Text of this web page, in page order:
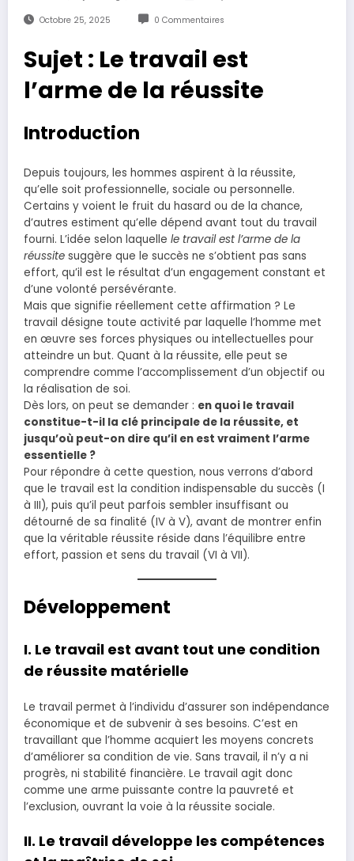
Octobre 25, 2025 0 Commentaires
Sujet : Le travail est
l’arme de la réussite
Introduction
Depuis toujours, les hommes aspirent à la réussite,
qu’elle soit professionnelle, sociale ou personnelle.
Certains y voient le fruit du hasard ou de la chance,
d’autres estiment qu’elle dépend avant tout du travail
fourni. L’idée selon laquelle le travail est l’arme de la
réussite suggère que le succès ne s’obtient pas sans
effort, qu’il est le résultat d’un engagement constant et
d’une volonté persévérante.
Mais que signifie réellement cette affirmation ? Le
travail désigne toute activité par laquelle l’homme met
en œuvre ses forces physiques ou intellectuelles pour
atteindre un but. Quant à la réussite, elle peut se
comprendre comme l’accomplissement d’un objectif ou
la réalisation de soi.
Dès lors, on peut se demander : en quoi le travail
constitue-t-il la clé principale de la réussite, et
jusqu’où peut-on dire qu’il en est vraiment l’arme
essentielle ?
Pour répondre à cette question, nous verrons d’abord
que le travail est la condition indispensable du succès (I
à III), puis qu’il peut parfois sembler insuffisant ou
détourné de sa finalité (IV à V), avant de montrer enfin
que la véritable réussite réside dans l’équilibre entre
effort, passion et sens du travail (VI à VII).
Développement
I. Le travail est avant tout une condition
de réussite matérielle
Le travail permet à l’individu d’assurer son indépendance
économique et de subvenir à ses besoins. C’est en
travaillant que l’homme acquiert les moyens concrets
d’améliorer sa condition de vie. Sans travail, il n’y a ni
progrès, ni stabilité financière. Le travail agit donc
comme une arme puissante contre la pauvreté et
l’exclusion, ouvrant la voie à la réussite sociale.
II. Le travail développe les compétences